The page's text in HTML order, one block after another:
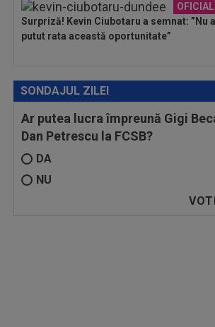
OFICIAL
Surpriză! Kevin Ciubotaru a semnat: ”Nu
putut rata această oportunitate”
SONDAJUL ZILEI
Ar putea lucra împreună Gigi
Dan Petrescu la FCSB?
DA
NU